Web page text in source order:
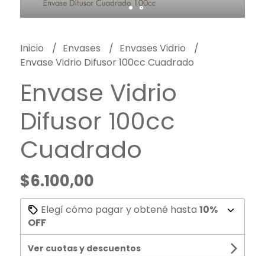
Inicio Envases
Envases Vidrio
Envase Vidrio Difusor 100cc Cuadrado
Envase Vidrio
Difusor 100cc
Cuadrado
$6.100,00
Elegí cómo pagar y obtené hasta 10%
OFF
Ver cuotas y descuentos